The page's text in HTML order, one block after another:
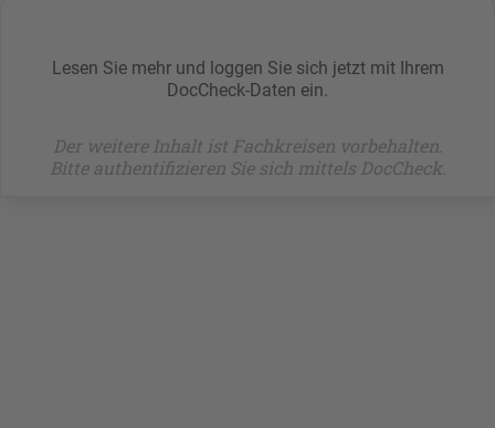
Lesen Sie mehr und loggen Sie sich jetzt mit Ihrem
DocCheck-Daten ein.
Der weitere Inhalt ist Fachkreisen vorbehalten.
Bitte authentifizieren Sie sich mittels DocCheck.